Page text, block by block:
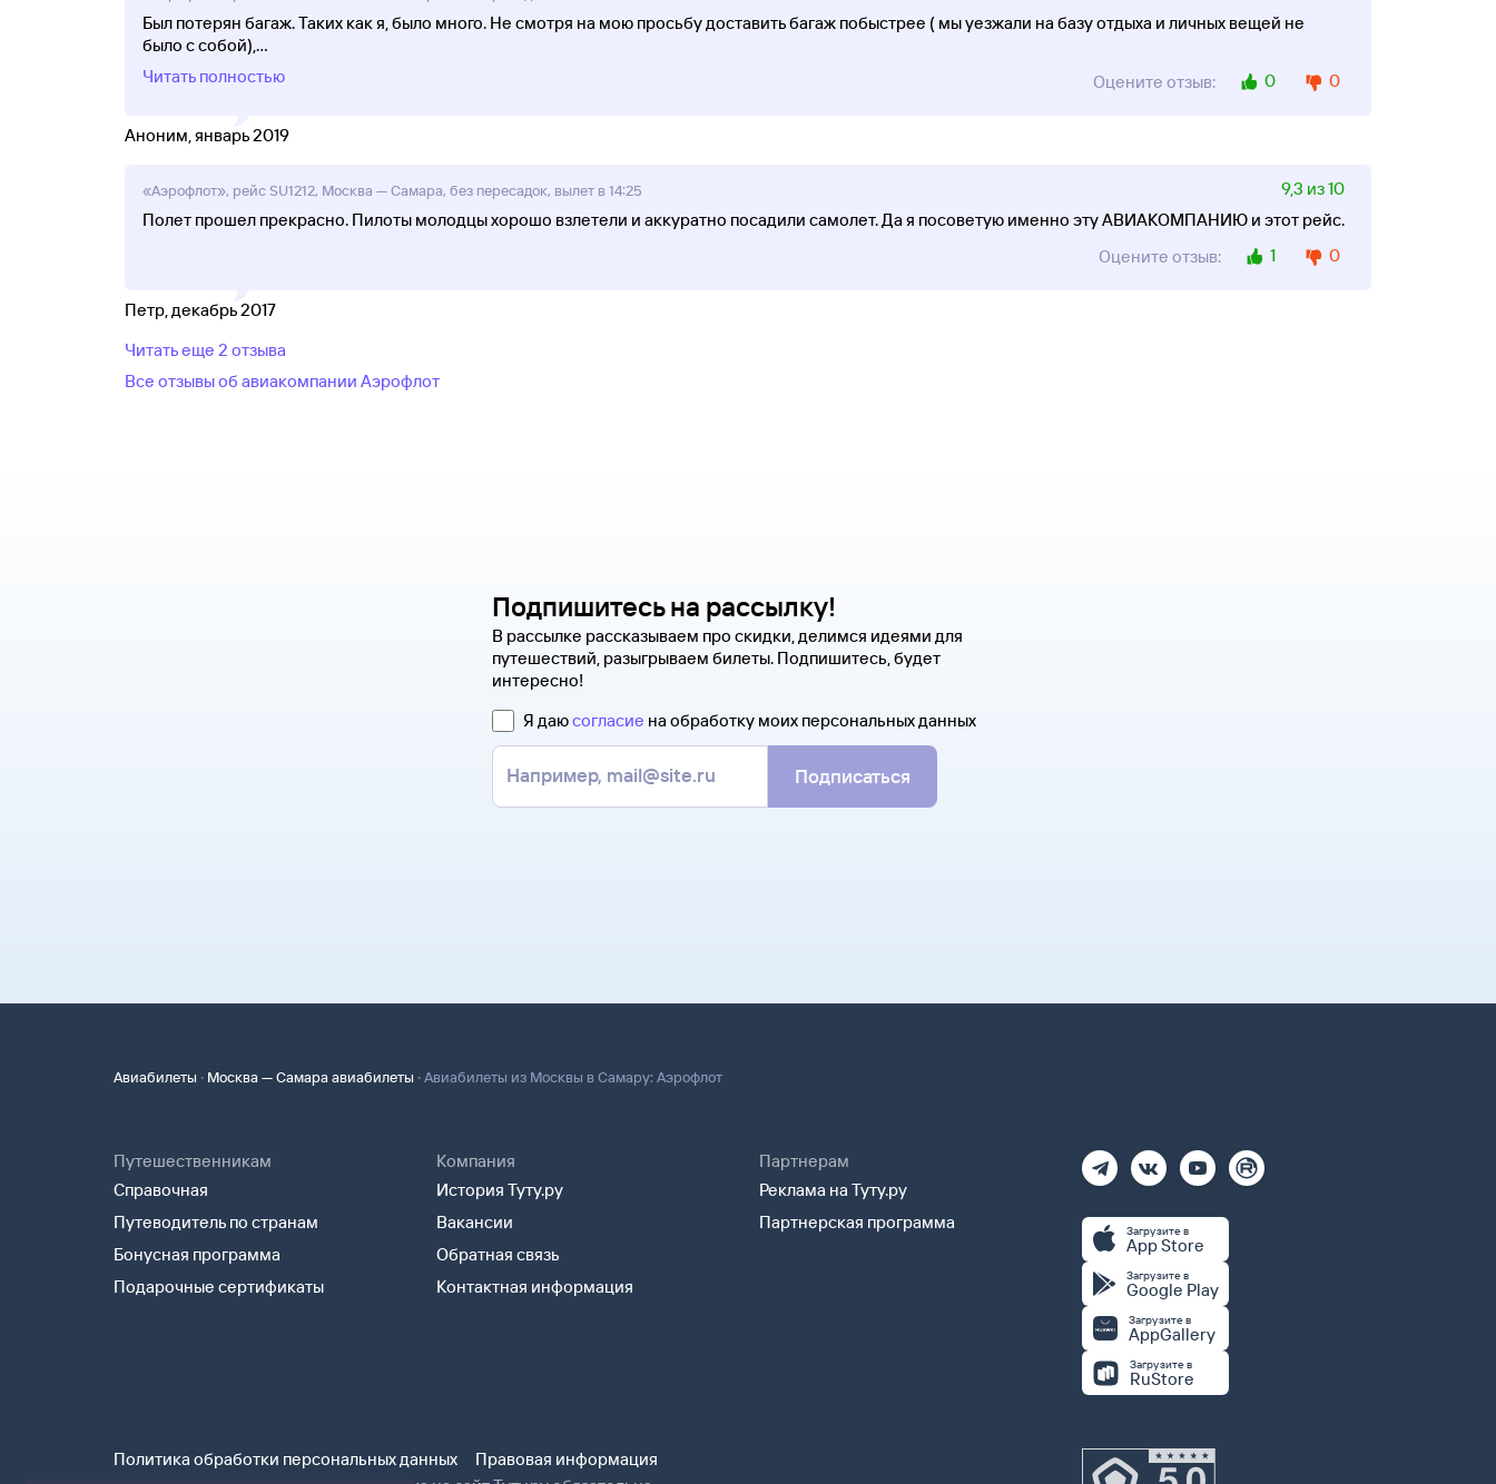
Был потерян багаж. Таких как я, было много. Не смотря на мою просьбу доставить багаж побыстрее ( мы уезжали на базу отдыха и личных вещей не
было с собой),...
Читать полностью
Оцените отзыв: 0 0
Аноним, январь 2019
«Аэрофлот», рейс SU1212, Москва — Самара, без пересадок, вылет в 14:25
9,3 из 10
Полет прошел прекрасно. Пилоты молодцы хорошо взлетели и аккуратно посадили самолет. Да я посоветую именно эту АВИАКОМПАНИЮ и этот рейс.
Оцените отзыв:
1 0
Петр, декабрь 2017
Читать еще 2 отзыва
Все отзывы об авиакомпании Аэрофлот
Подпишитесь на рассылку!
В рассылке рассказываем про скидки, делимся идеями для
путешествий, разыгрываем билеты. Подпишитесь, будет
интересно!
Я даюсогласие на обработку моих персональных данных
Подписаться
Авиабилеты · Москва — Самара авиабилеты ·Авиабилеты из Москвы в Самару: Аэрофлот
Путешественникам
Справочная
Путеводитель по странам
Бонусная программа
Подарочные сертификаты
Компания
История Туту.ру
Вакансии
Обратная связь
Контактная информация
Партнерам
Реклама на Туту.ру
Партнерская программа
Загрузите в
App Store
Загрузите в
Google Play
Загрузите в
AppGallery
Загрузите в
RuStore
Политика обработки персональных данных
Правовая информация